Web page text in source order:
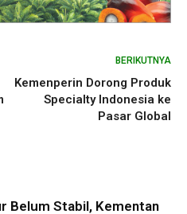
BERIKUTNYA
Kemenperin Dorong Produk
Specialty Indonesia ke
Pasar Global
Belum Stabil, Kementan